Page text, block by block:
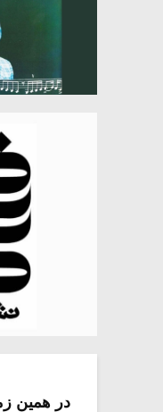
در همین